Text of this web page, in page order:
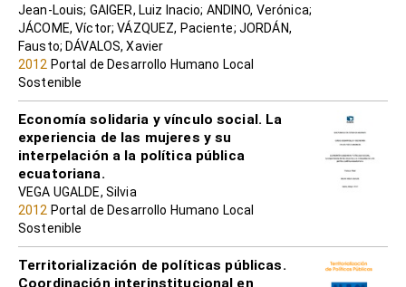
Jean-Louis; GAIGER, Luiz Inacio; ANDINO, Verónica;
JÁCOME, Víctor; VÁZQUEZ, Paciente; JORDÁN,
Fausto; DÁVALOS, Xavier
2012 Portal de Desarrollo Humano Local
Sostenible
Economía solidaria y vínculo social. La
experiencia de las mujeres y su
interpelación a la política pública
ecuatoriana.
VEGA UGALDE, Silvia
2012 Portal de Desarrollo Humano Local
Sostenible
Territorialización de políticas públicas.
Coordinación interinstitucional en